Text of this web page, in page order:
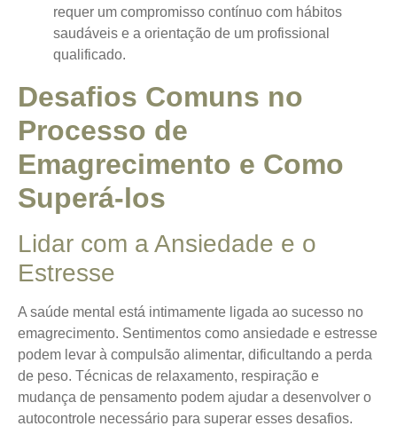
requer um compromisso contínuo com hábitos
saudáveis e a orientação de um profissional
qualificado.
Desafios Comuns no
Processo de
Emagrecimento e Como
Superá-los
Lidar com a Ansiedade e o
Estresse
A saúde mental está intimamente ligada ao sucesso no
emagrecimento. Sentimentos como ansiedade e estresse
podem levar à compulsão alimentar, dificultando a perda
de peso. Técnicas de relaxamento, respiração e
mudança de pensamento podem ajudar a desenvolver o
autocontrole necessário para superar esses desafios.